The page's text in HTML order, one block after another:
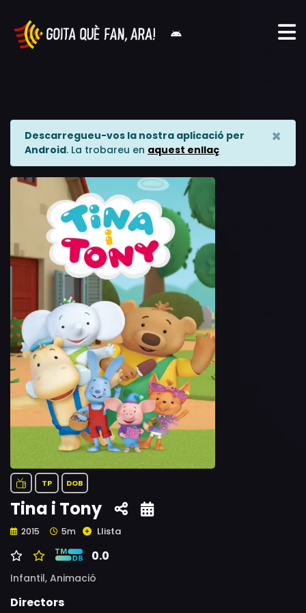
Descarregueu-vos la nostra aplicació per
Android. La trobareu en aquest enllaç
×
TP DOB
Tina i Tony
2015 5m Llista
0.0
Infantil, Animació
Directors